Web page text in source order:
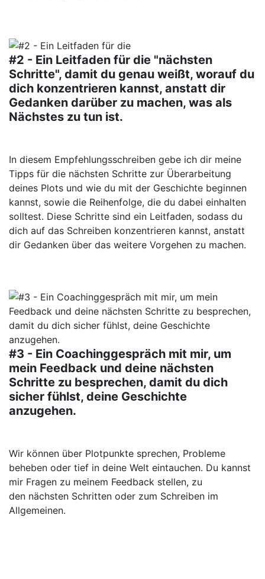
#2 - Ein Leitfaden für die "nächsten
Schritte", damit du genau weißt, worauf du
dich konzentrieren kannst, anstatt dir
Gedanken darüber zu machen, was als
Nächstes zu tun ist.
In diesem Empfehlungsschreiben gebe ich dir meine
Tipps für die nächsten Schritte zur Überarbeitung
deines Plots und wie du mit der Geschichte beginnen
kannst, sowie die Reihenfolge, die du dabei einhalten
solltest. Diese Schritte sind ein Leitfaden, sodass du
dich auf das Schreiben konzentrieren kannst, anstatt
dir Gedanken über das weitere Vorgehen zu machen.
#3 - Ein Coachinggespräch mit mir, um
mein Feedback und deine nächsten
Schritte zu besprechen, damit du dich
sicher fühlst, deine Geschichte
anzugehen.
Wir können über Plotpunkte sprechen, Probleme
beheben oder tief in deine Welt eintauchen. Du kannst
mir Fragen zu meinem Feedback stellen, zu
den nächsten Schritten oder zum Schreiben im
Allgemeinen.